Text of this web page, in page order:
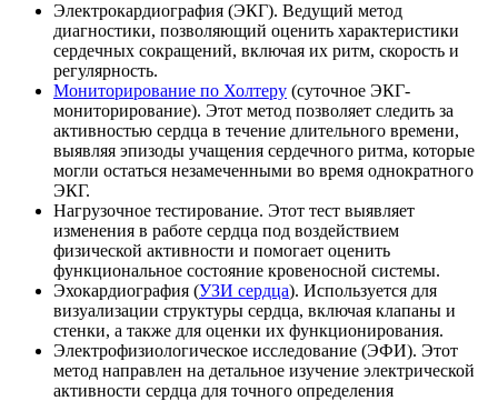
Электрокардиография (ЭКГ). Ведущий метод
диагностики, позволяющий оценить характеристики
сердечных сокращений, включая их ритм, скорость и
регулярность.
Мониторирование по Холтеру (суточное ЭКГ-
мониторирование). Этот метод позволяет следить за
активностью сердца в течение длительного времени,
выявляя эпизоды учащения сердечного ритма, которые
могли остаться незамеченными во время однократного
ЭКГ.
Нагрузочное тестирование. Этот тест выявляет
изменения в работе сердца под воздействием
физической активности и помогает оценить
функциональное состояние кровеносной системы.
Эхокардиография (УЗИ сердца). Используется для
визуализации структуры сердца, включая клапаны и
стенки, а также для оценки их функционирования.
Электрофизиологическое исследование (ЭФИ). Этот
метод направлен на детальное изучение электрической
активности сердца для точного определения